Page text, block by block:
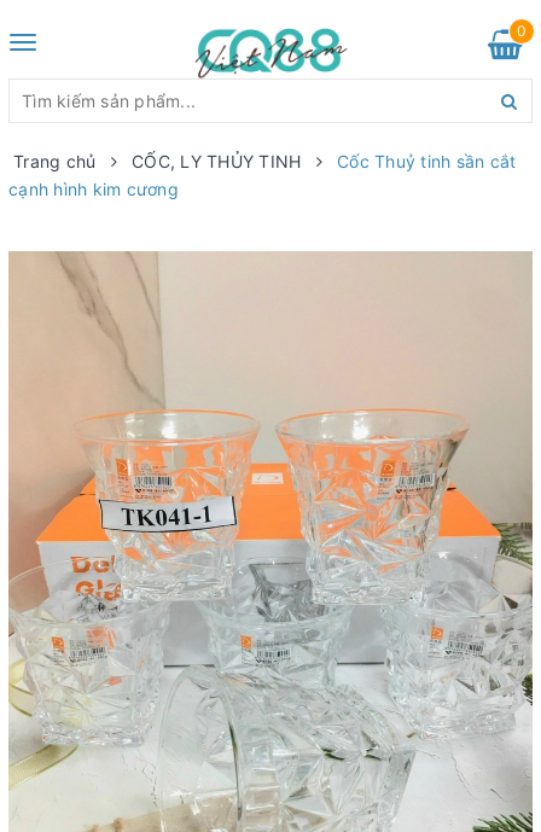
Toggle
0
Trang chủ CỐC, LY THỦY TINH
Cốc Thuỷ tinh sần cắt
cạnh hình kim cương